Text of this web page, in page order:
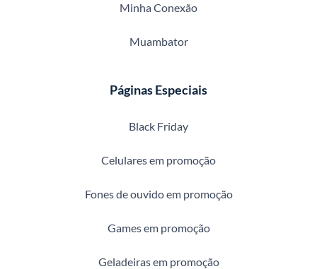
Minha Conexão
Muambator
Páginas Especiais
Black Friday
Celulares em promoção
Fones de ouvido em promoção
Games em promoção
Geladeiras em promoção